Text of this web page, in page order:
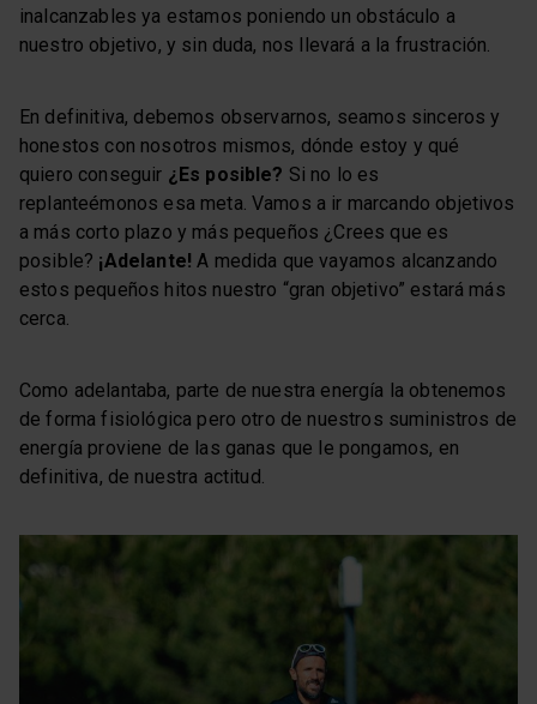
inalcanzables ya estamos poniendo un obstáculo a
nuestro objetivo, y sin duda, nos llevará a la frustración.
En definitiva, debemos observarnos, seamos sinceros y
honestos con nosotros mismos, dónde estoy y qué
quiero conseguir ¿Es posible? Si no lo es
replanteémonos esa meta. Vamos a ir marcando objetivos
a más corto plazo y más pequeños ¿Crees que es
posible? ¡Adelante! A medida que vayamos alcanzando
estos pequeños hitos nuestro “gran objetivo” estará más
cerca.
Como adelantaba, parte de nuestra energía la obtenemos
de forma fisiológica pero otro de nuestros suministros de
energía proviene de las ganas que le pongamos, en
definitiva, de nuestra actitud.